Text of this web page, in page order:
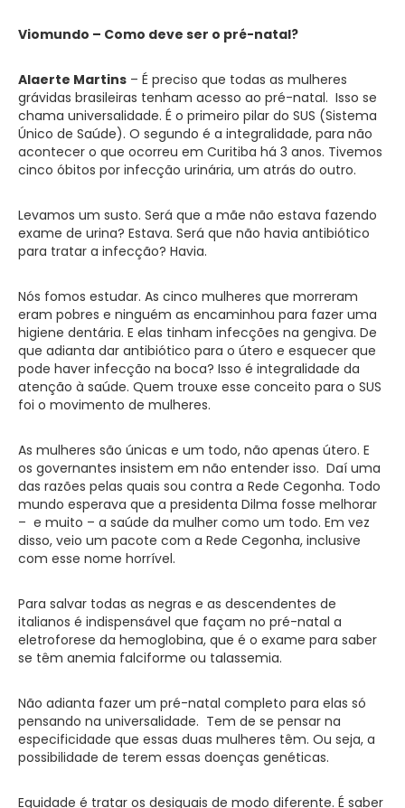
Viomundo – Como deve ser o pré-natal?
Alaerte Martins – É preciso que todas as mulheres
grávidas brasileiras tenham acesso ao pré-natal. Isso se
chama universalidade. É o primeiro pilar do SUS (Sistema
Único de Saúde). O segundo é a integralidade, para não
acontecer o que ocorreu em Curitiba há 3 anos. Tivemos
cinco óbitos por infecção urinária, um atrás do outro.
Levamos um susto. Será que a mãe não estava fazendo
exame de urina? Estava. Será que não havia antibiótico
para tratar a infecção? Havia.
Nós fomos estudar. As cinco mulheres que morreram
eram pobres e ninguém as encaminhou para fazer uma
higiene dentária. E elas tinham infecções na gengiva. De
que adianta dar antibiótico para o útero e esquecer que
pode haver infecção na boca? Isso é integralidade da
atenção à saúde. Quem trouxe esse conceito para o SUS
foi o movimento de mulheres.
As mulheres são únicas e um todo, não apenas útero. E
os governantes insistem em não entender isso. Daí uma
das razões pelas quais sou contra a Rede Cegonha. Todo
mundo esperava que a presidenta Dilma fosse melhorar
– e muito – a saúde da mulher como um todo. Em vez
disso, veio um pacote com a Rede Cegonha, inclusive
com esse nome horrível.
Para salvar todas as negras e as descendentes de
italianos é indispensável que façam no pré-natal a
eletroforese da hemoglobina, que é o exame para saber
se têm anemia falciforme ou talassemia.
Não adianta fazer um pré-natal completo para elas só
pensando na universalidade. Tem de se pensar na
especificidade que essas duas mulheres têm. Ou seja, a
possibilidade de terem essas doenças genéticas.
Equidade é tratar os desiguais de modo diferente. É saber